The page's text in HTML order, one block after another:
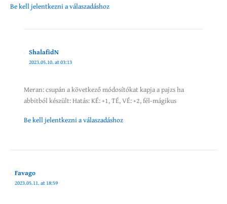
Be kell jelentkezni a válaszadáshoz
ShalafidN
2023.05.10. at 03:13
Meran: csupán a következő módosítókat kapja a pajzs ha
abbitból készült: Hatás: KÉ: +1, TÉ, VÉ: +2, fél-mágikus
Be kell jelentkezni a válaszadáshoz
Favago
2023.05.11. at 18:59